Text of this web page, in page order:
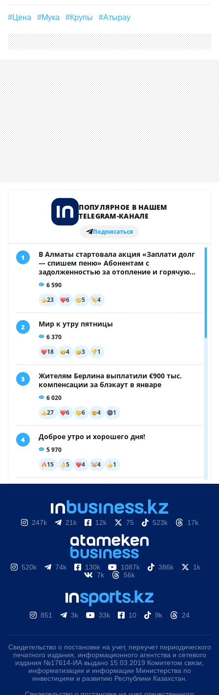
#Цена #Мука #крупы #Атырау
247k 21k 12k 75 523k 17k
520k 74k 130k 1087k 386k
1k
7k
56k
851 3k 33k 10 9k 24
Свидетельство о постановке на учет, переучет периодического
печатного издания, информационного агентства и сетевого
издания №17614-ИА выдано 15.03.2019 Комитетом связи,
информатизации и информации Министерства по
инвестициям и развитию Республики Казахстан.